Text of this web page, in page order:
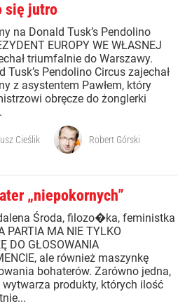
się jutro
na Donald Tusk’s Pendolino
EUROPY WE WŁASNEJ
triumfalnie do Warszawy.
Tusk’s Pendolino Circus zajechał
z asystentem Pawłem, który
obręcze do żonglerki
Cieślik Robert Górski
„niepokornych”
Środa, filozo�ka, feministka
PARTIA MA NIE TYLKO
DO GŁOSOWANIA
ale również maszynkę
bohaterów. Zarówno jedna,
wytwarza produkty, których ilość